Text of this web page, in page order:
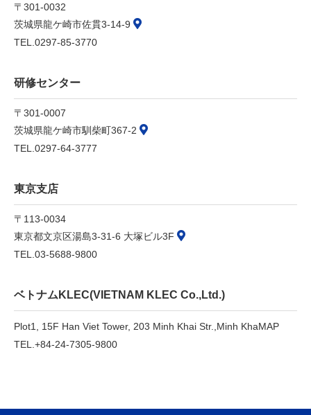
〒301-0032
茨城県龍ケ崎市佐貫3-14-9
TEL.0297-85-3770
研修センター
〒301-0007
茨城県龍ケ崎市馴柴町367-2
TEL.0297-64-3777
東京支店
〒113-0034
東京都文京区湯島3-31-6 大塚ビル3F
TEL.03-5688-9800
ベトナムKLEC(VIETNAM KLEC Co.,Ltd.)
Plot1, 15F Han Viet Tower, 203 Minh Khai Str., Minh KhaMAP
TEL.+84-24-7305-9800